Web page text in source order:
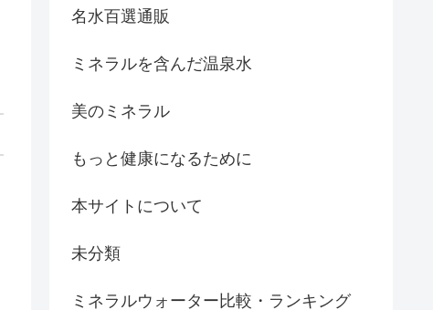
名水百選通販
ミネラルを含んだ温泉水
美のミネラル
もっと健康になるために
本サイトについて
未分類
ミネラルウォーター比較・ランキング